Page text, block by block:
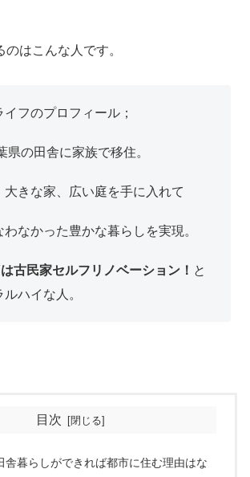
はこんな人です。
フのプロフィール；
県の田舎に家族で移住。
大きな家、広い庭を手に入れて
なかった豊かな暮らしを実現。
古民家セルフリノベーション！ と
ハイな人。
目次
舎暮らしができれば都市に住む理由はな